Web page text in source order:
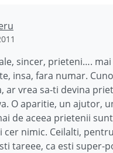
sincer, prieteni….
insa, fara numar.
ar vrea sa-ti devina
O aparitie, un ajutor,
de aceea prietenii
cer nimic. Ceilalti,
tareee, ca esti super-